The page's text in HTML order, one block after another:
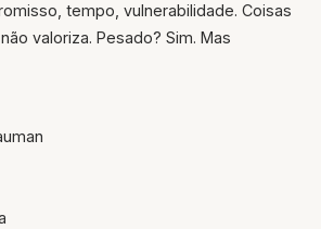
tempo, vulnerabilidade. Coisas
valoriza. Pesado? Sim. Mas